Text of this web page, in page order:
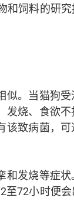
和饲料的研
似。当猫狗
发烧、食欲
该致病菌，
发烧等症状
至72小时便